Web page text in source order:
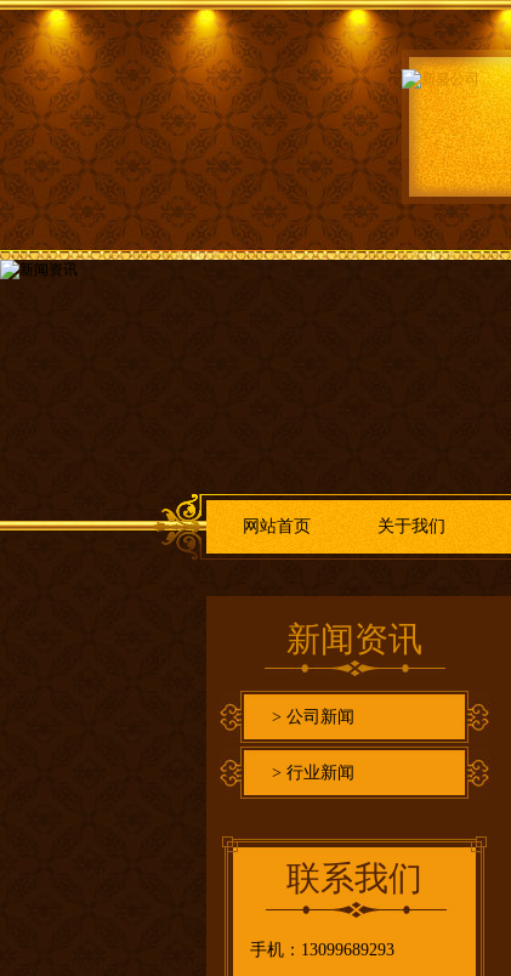
网站首页 关于我们
新闻资讯
> 公司新闻
> 行业新闻
联系我们
手机：13099689293